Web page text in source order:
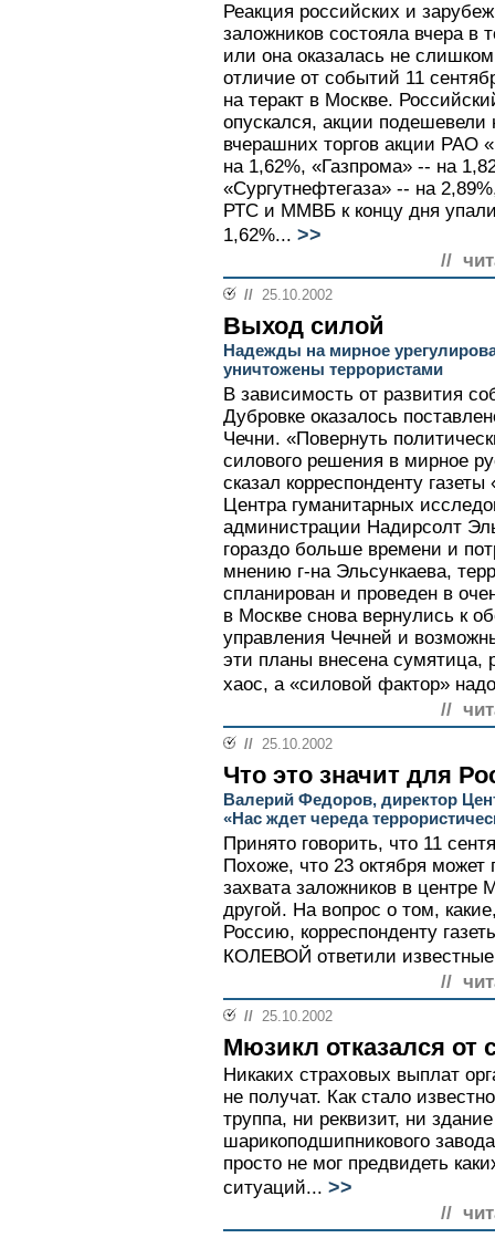
Реакция российских и
заложников состояла вчера в
или она оказалась не
отличие от событий 11
на теракт в Москве.
опускался, акции
вчерашних торгов акции
на 1,62%, «Газпрома» -- на
«Сургутнефтегаза» -- на
РТС и ММВБ к концу дня
1,62%... >>
//
// 25.10.2002
Выход силой
Надежды на мирное
уничтожены террористами
В зависимость от развития
Дубровке оказалось
Чечни. «Повернуть
силового решения в мирное
сказал корреспонденту
Центра гуманитарных
администрации Надирсолт
гораздо больше времени и
мнению г-на Эльсункаева,
спланирован и проведен в
в Москве снова вернулись к
управления Чечней и
эти планы внесена сумятица,
хаос, а «силовой фактор»
//
// 25.10.2002
Что это значит для
Валерий Федоров, директор
«Нас ждет череда
Принято говорить, что 11
Похоже, что 23 октября
захвата заложников в центре
другой. На вопрос о том,
Россию, корреспонденту
КОЛЕВОЙ ответили
//
// 25.10.2002
Мюзикл отказался от
Никаких страховых выплат
не получат. Как стало
труппа, ни реквизит, ни
шарикоподшипникового
просто не мог предвидеть
ситуаций... >>
//